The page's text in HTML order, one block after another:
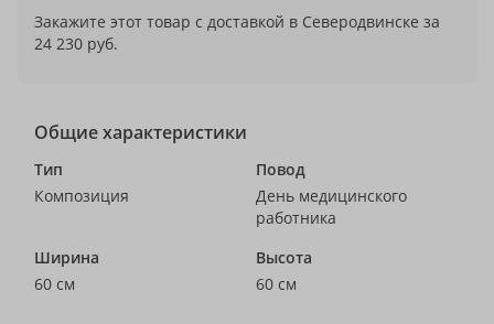
Закажите этот товар с доставкой в Северодвинске за
24 230 руб.
Общие характеристики
Тип
Композиция
Повод
День медицинского
работника
Ширина
60 см
Высота
60 см